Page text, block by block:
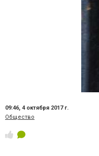
09:46, 4 октября 2017 г.
Общество